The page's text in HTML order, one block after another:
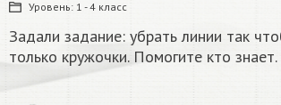
Уровень: 1 - 4 класс
Задали задание: убрать линии так
только кружочки. Помогите кто знает.